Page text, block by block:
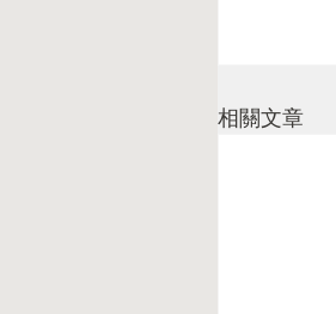
相關文章